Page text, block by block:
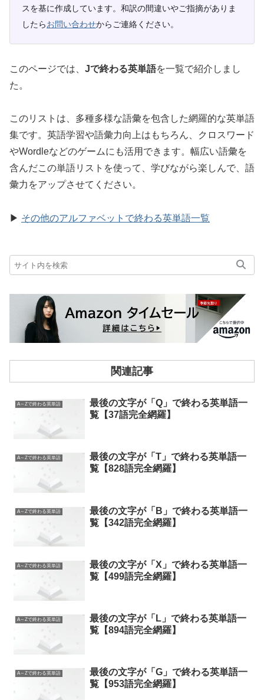
スを基に作成しています。和訳の間違いやご指摘がありま
したらお問い合わせからご連絡ください。
このページでは、 Jで終わる英単語を一覧で紹介しまし
た。
このリストは、多種多様な語彙を包含した網羅的な英単語
集です。英語学習や語彙力向上はもちろん、クロスワード
やWordleなどのゲームにも活用できます。幅広い語彙を
含んだこの単語リストを使って、学びながら楽しんで、語
彙力をアップさせてください。
▶ その他のアルファベットで終わる英単語一覧
関連記事
A～Zで終わる英単語
最後の文字が「Q」で終わる英単語一
覧【37語完全網羅】
A～Zで終わる英単語
最後の文字が「T」で終わる英単語一
覧【828語完全網羅】
A～Zで終わる英単語
最後の文字が「B」で終わる英単語一
覧【342語完全網羅】
A～Zで終わる英単語
最後の文字が「X」で終わる英単語一
覧【499語完全網羅】
A～Zで終わる英単語
最後の文字が「L」で終わる英単語一
覧【894語完全網羅】
A～Zで終わる英単語
最後の文字が「G」で終わる英単語一
覧【953語完全網羅】